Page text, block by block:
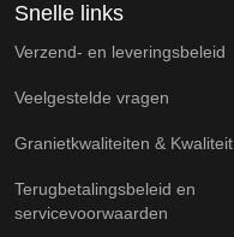
Snelle links
Verzend- en leveringsbeleid
Veelgestelde vragen
Granietkwaliteiten & Kwaliteit
Terugbetalingsbeleid en
servicevoorwaarden